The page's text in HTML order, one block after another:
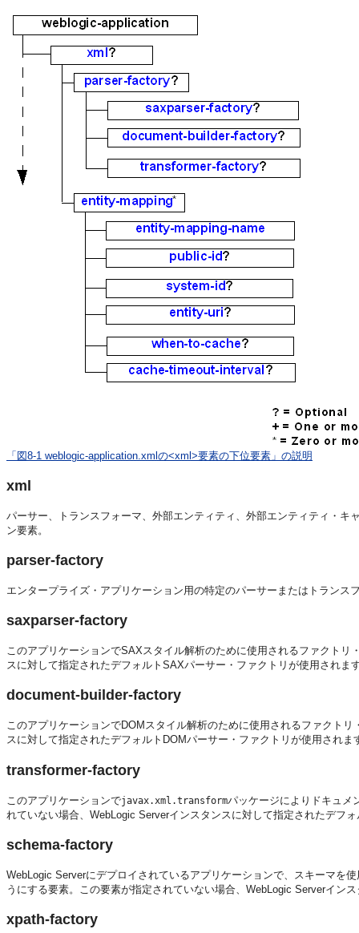
「図8-1 weblogic-application.xmlの<xml>要素の下位要素」の説明
xml
パーサー、トランスフォーマ、外部エンティティ、外部エンティティ・
ン要素。
parser-factory
エンタープライズ・アプリケーション用の特定のパーサーまたはトランス
saxparser-factory
このアプリケーションでSAXスタイル解析のために使用されるファクト
スに対して指定されたデフォルトSAXパーサー・ファクトリが使用されま
document-builder-factory
このアプリケーションでDOMスタイル解析のために使用されるファクト
スに対して指定されたデフォルトDOMパーサー・ファクトリが使用されま
transformer-factory
このアプリケーションでjavax.xml.transformパッケージによりドキュメ
れていない場合、WebLogic Serverインスタンスに対して指定されたデフ
schema-factory
WebLogic Serverにデプロイされているアプリケーションで、スキーマを
うにする要素。この要素が指定されていない場合、WebLogic Serverイン
xpath-factory